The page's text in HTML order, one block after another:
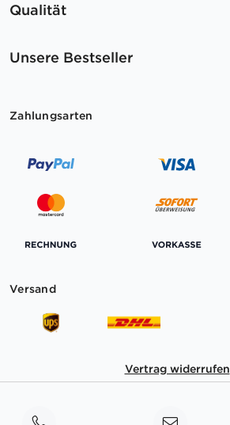
Qualität
Unsere Bestseller
Zahlungsarten
Versand
Vertrag widerrufen